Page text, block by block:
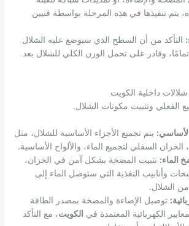
يتم تنفيذها في هذه المرحلة بواسطة فنيين
التأكد من أن السطح الذي سيوضع عليه الشلال
وقادر على تحمل الوزن الكلي للشلال بعد
الفعلي وتثبيت مكونات الشلال.
يتم تجميع الأجزاء الأساسية للشلال، مثل
الخزان السفلي لتجميع الماء، والألواح الأساسية.
الماء: تثبيت المضخة بشكل آمن في الخزان،
وأنابيب التغذية التي ستوصل الماء إلى
الشلال.
توصيل الإضاءة والمضخة بمصدر الطاقة
الكهربائية المعتمدة في الكويت، مع التأكد